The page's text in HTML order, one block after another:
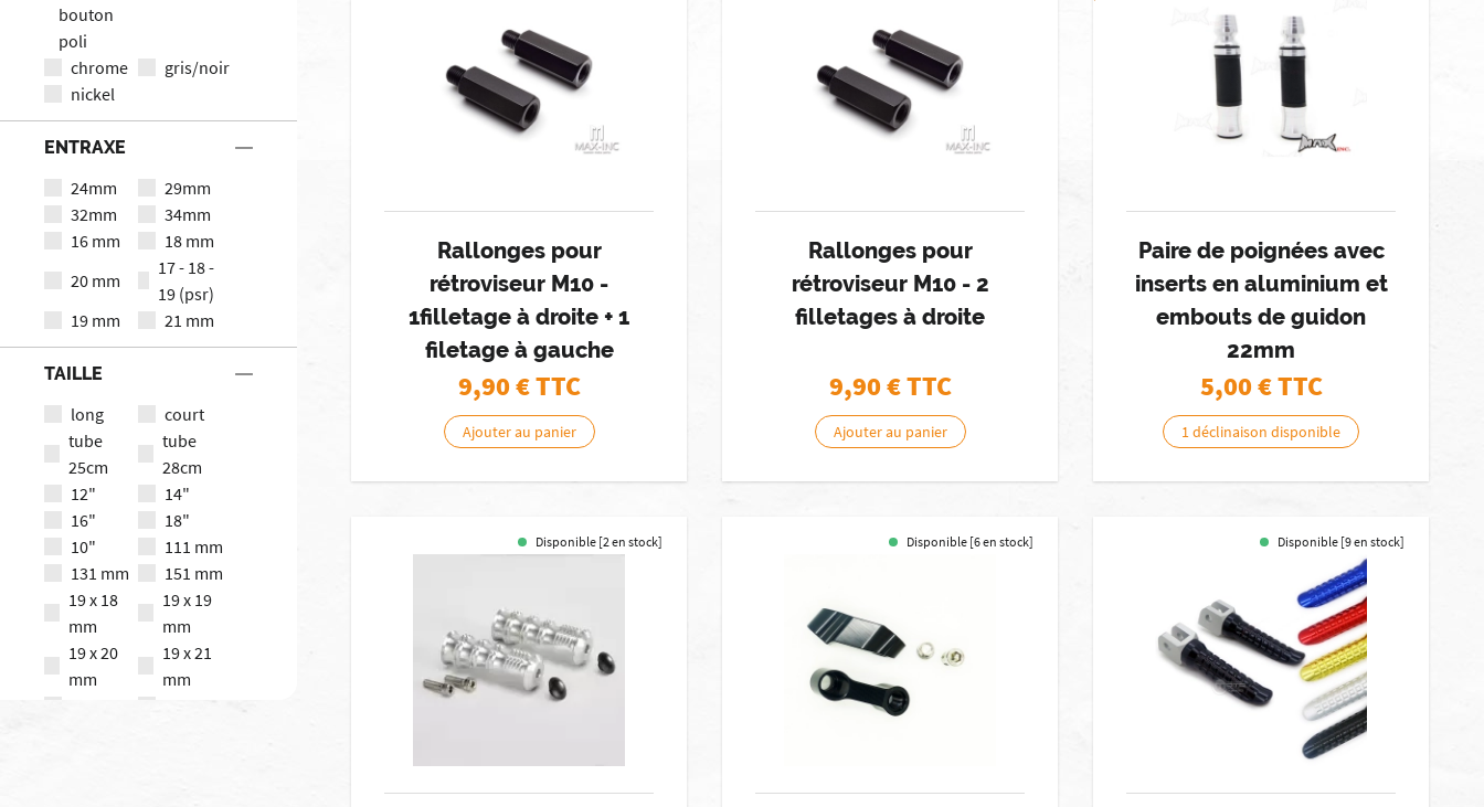
bouton
poli
chrome
gris/noir
nickel
ENTRAXE
24mm
29mm
32mm
34mm
16 mm
18 mm
20 mm
17 - 18 -
19 (psr)
19 mm
21 mm
TAILLE
long
court
tube
25cm
tube
28cm
12"
14"
16"
18"
10"
111 mm
131 mm
151 mm
19 x 18
mm
19 x 19
mm
19 x 20
mm
19 x 21
mm
Rallonges pour
rétroviseur M10 -
1filletage à droite + 1
filetage à gauche
9,90€ TTC
Ajouter au panier
Rallonges pour
rétroviseur M10 - 2
filletages à droite
9,90€ TTC
Ajouter au panier
Paire de poignées avec
inserts en aluminium et
embouts de guidon
22mm
5,00€ TTC
1 déclinaison disponible
Disponible [2 en stock] Disponible [6 en stock] Disponible [9 en stock]